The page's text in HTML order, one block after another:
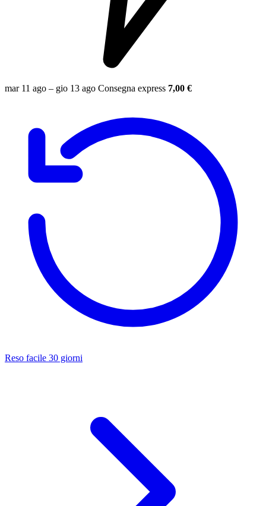
mar 11 ago – gio 13 ago Consegna express 7,00 €
Reso facile 30 giorni